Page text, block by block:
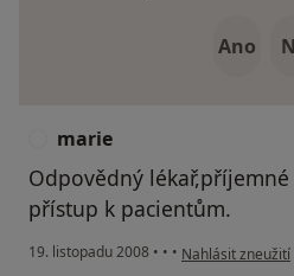
Ano
marie
Odpovědný
přístup k pacientům.
19. listopadu 2008 • • • podle názoru
Nahlásit zneužití